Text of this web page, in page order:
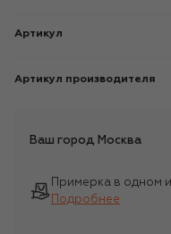
Артикул
Артикул производителя
Ваш город Москва
Примерка в одном
Подробнее